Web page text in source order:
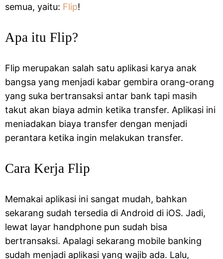
semua, yaitu: Flip!
Apa itu Flip?
Flip merupakan salah satu aplikasi karya anak
bangsa yang menjadi kabar gembira orang-orang
yang suka bertransaksi antar bank tapi masih
takut akan biaya admin ketika transfer. Aplikasi ini
meniadakan biaya transfer dengan menjadi
perantara ketika ingin melakukan transfer.
Cara Kerja Flip
Memakai aplikasi ini sangat mudah, bahkan
sekarang sudah tersedia di Android di iOS. Jadi,
lewat layar handphone pun sudah bisa
bertransaksi. Apalagi sekarang mobile banking
sudah menjadi aplikasi yang wajib ada. Lalu,